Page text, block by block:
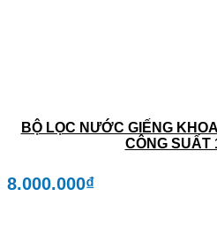
BỘ LỌC NƯỚC GIẾNG
CÔNG SUẤT
8.000.000₫